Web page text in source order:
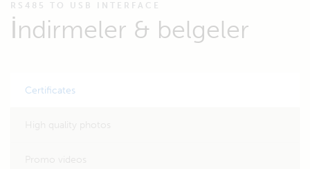
RS485 TO USB INTERFACE
İndirmeler & belgeler
Certificates